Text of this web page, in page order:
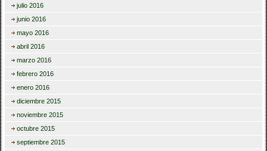
julio 2016
junio 2016
mayo 2016
abril 2016
marzo 2016
febrero 2016
enero 2016
diciembre 2015
noviembre 2015
octubre 2015
septiembre 2015